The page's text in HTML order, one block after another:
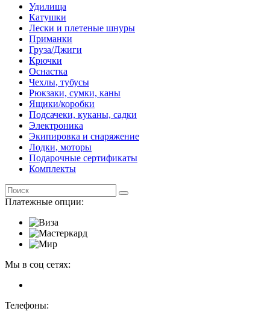
Удилища
Катушки
Лески и плетеные шнуры
Приманки
Груза/Джиги
Крючки
Оснастка
Чехлы, тубусы
Рюкзаки, сумки, каны
Ящики/коробки
Подсачеки, куканы, садки
Электроника
Экипировка и снаряжение
Лодки, моторы
Подарочные сертификаты
Комплекты
Платежные опции:
Мы в соц сетях:
Телефоны: